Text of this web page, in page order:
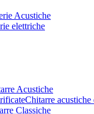
Acustiche
elettriche
Acustiche
Chitarre acustiche
Classiche